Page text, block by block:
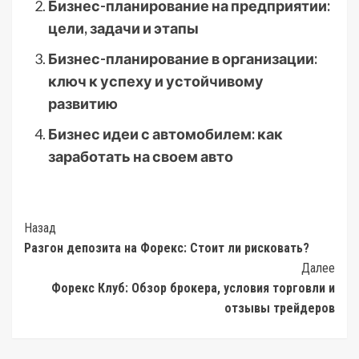
Бизнес-планирование на предприятии:
цели, задачи и этапы
Бизнес-планирование в организации:
ключ к успеху и устойчивому
развитию
Бизнес идеи с автомобилем: как
заработать на своем авто
Post
Navigation
Назад
Разгон депозита на Форекс: Стоит ли рисковать?
Далее
Форекс Клуб: Обзор брокера, условия торговли и
отзывы трейдеров